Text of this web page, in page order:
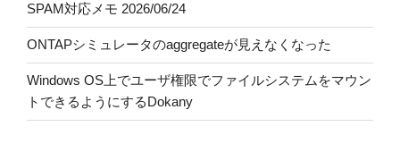
SPAM対応メモ 2026/06/24
ONTAPシミュレータのaggregateが見えなくなった
Windows OS上でユーザ権限でファイルシステムをマウン
トできるようにするDokany